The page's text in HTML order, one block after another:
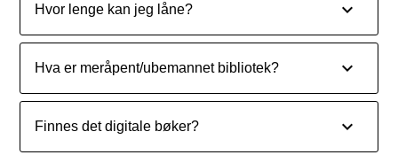
Hvor lenge kan jeg låne?
Hva er meråpent/ubemannet bibliotek?
Finnes det digitale bøker?